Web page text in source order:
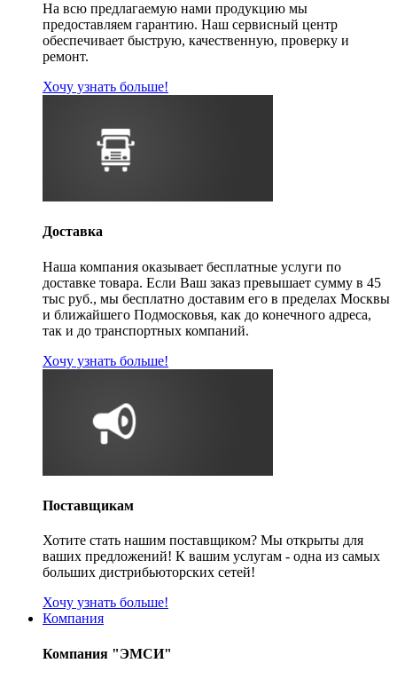
На всю предлагаемую нами продукцию мы
предоставляем гарантию. Наш сервисный центр
обеспечивает быструю, качественную, проверку и
ремонт.
Хочу узнать больше!
Доставка
Наша компания оказывает бесплатные услуги по
доставке товара. Если Ваш заказ превышает сумму в 45
тыс руб., мы бесплатно доставим его в пределах Москвы
и ближайшего Подмосковья, как до конечного адреса,
так и до транспортных компаний.
Хочу узнать больше!
Поставщикам
Хотите стать нашим поставщиком? Мы открыты для
ваших предложений! К вашим услугам - одна из самых
больших дистрибьюторских сетей!
Хочу узнать больше!
Компания
Компания "ЭМСИ"